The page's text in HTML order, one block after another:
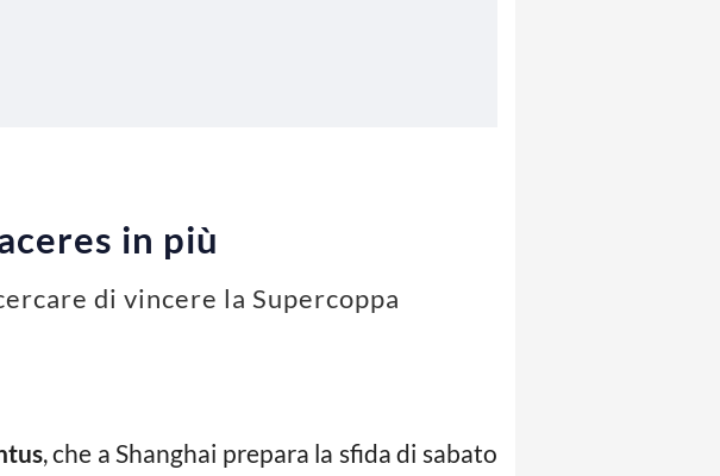
in più
di vincere la Supercoppa
, che a Shanghai prepara la sfida di sabato